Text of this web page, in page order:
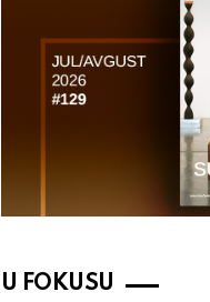
U FOKUSU